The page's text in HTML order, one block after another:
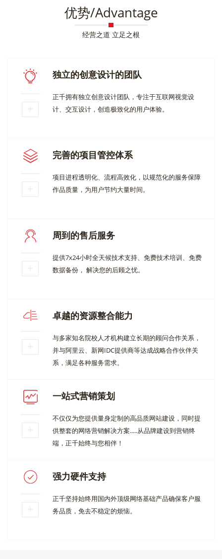
优势/Advantage
经营之道 立足之根
独立的创意设计的团队
正千拥有独立创意设计团队，专注于互联网视觉设
计、交互设计，创造极致化的用户体验。
完善的项目管控体系
项目进程透明化、流程高效化，以规范化的服务保障
作品质量，为用户节约大量时间。
周到的售后服务
提供7x24小时全天候技术支持、免费技术培训、免费
数据备份， 解决您的后顾之忧。
卓越的资源整合能力
与多家知名院校人才机构建立长期的顾问合作关系，
并与阿里云、新网IDC提供商等达成战略合作伙伴关
系，满足各种服务需求。
一站式营销策划
不仅仅为您提供量身定制的高品质网站建设，同时提
供整套的网络营销解决方案.....从品牌建设到营销终
端，正千始终与您相伴！
强力硬件支持
正千坚持始终用国内外顶级网络基础产品确保客户服
务品质，免去不稳定的烦恼。